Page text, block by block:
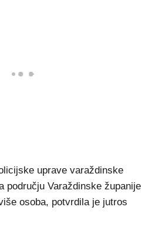
uprave varaždinske
području Varaždinske županije
osoba, potvrdila je jutros